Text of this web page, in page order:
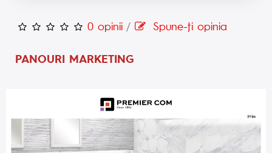
0 opinii / Spune-ţi opinia
PANOURI MARKETING